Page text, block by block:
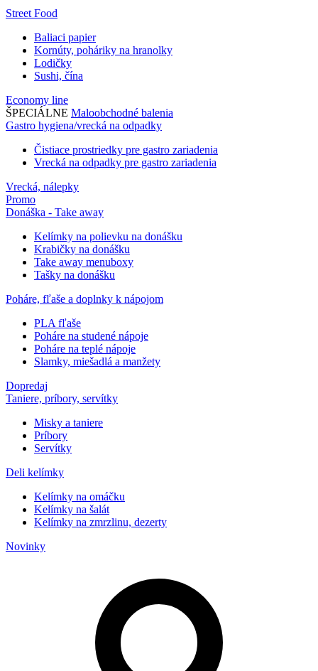
Street Food
Baliaci papier
Kornúty, poháriky na hranolky
Lodičky
Sushi, čína
Economy line
ŠPECIÁLNE Maloobchodné balenia
Gastro hygiena/vrecká na odpadky
Čistiace prostriedky pre gastro zariadenia
Vrecká na odpadky pre gastro zariadenia
Vrecká, nálepky
Promo
Donáška - Take away
Kelímky na polievku na donášku
Krabičky na donášku
Take away menuboxy
Tašky na donášku
Poháre, fľaše a doplnky k nápojom
PLA fľaše
Poháre na studené nápoje
Poháre na teplé nápoje
Slamky, miešadlá a manžety
Dopredaj
Taniere, príbory, servítky
Misky a taniere
Príbory
Servítky
Deli kelímky
Kelímky na omáčku
Kelímky na šalát
Kelímky na zmrzlinu, dezerty
Novinky